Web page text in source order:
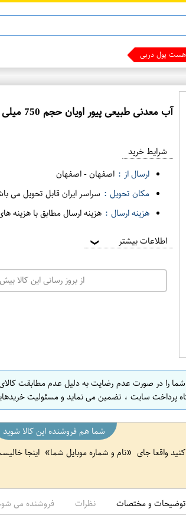
پول دربیار !!!
آب معدنی طبیعی پیور اویان حجم 750 میلی لیتر
شرایط خرید
ارسال از : اصفهان-اصفهان
مکان تحویل : سراسر ایران قابل تحویل می
هزینه ارسال : هزینه ارسال مطابق با هزینه
اطلاعات بیشتر ❯
از بروز رسانی این کالا
شما را در صورت عدم رضایت به دلیل عدم مطابقت
پرداخت سایت ، تضمین می نماید و مسئولیت
شما هم فروشنده این کالا شوید
واقعا جای
نام و شماره موبایل شما اینجا
توضیحات و مختصات نظرات فروشنده می